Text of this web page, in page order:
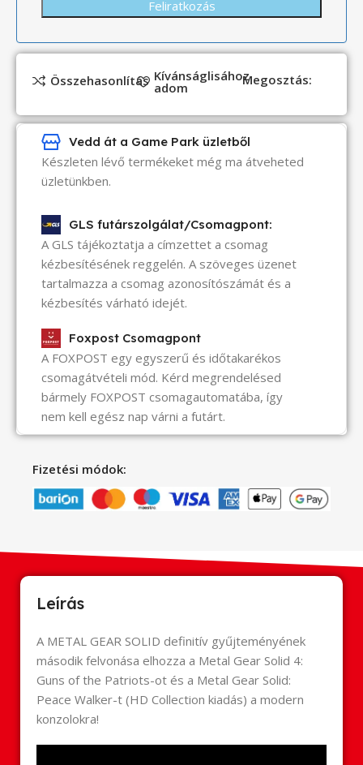
Összehasonlítás Kívánságlisához
adom Megosztás:
Vedd át a Game Park üzletből
Készleten lévő termékeket még ma átveheted
üzletünkben.
GLS futárszolgálat/Csomagpont:
A GLS tájékoztatja a címzettet a csomag
kézbesítésének reggelén. A szöveges üzenet
tartalmazza a csomag azonosítószámát és a
kézbesítés várható idejét.
Foxpost Csomagpont
A FOXPOST egy egyszerű és időtakarékos
csomagátvételi mód. Kérd megrendelésed
bármely FOXPOST csomagautomatába, így
nem kell egész nap várni a futárt.
Fizetési módok:
Leírás
A METAL GEAR SOLID definitív gyűjteményének
második felvonása elhozza a Metal Gear Solid 4:
Guns of the Patriots-ot és a Metal Gear Solid:
Peace Walker-t (HD Collection kiadás) a modern
konzolokra!